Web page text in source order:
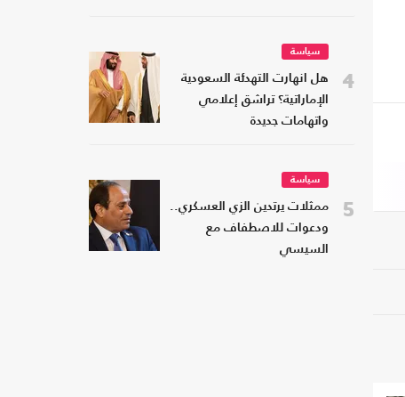
4
سياسة
هل انهارت التهدئة السعودية
الإماراتية؟ تراشق إعلامي
واتهامات جديدة
5
سياسة
ممثلات يرتدين الزي العسكري..
ودعوات للاصطفاف مع
السيسي